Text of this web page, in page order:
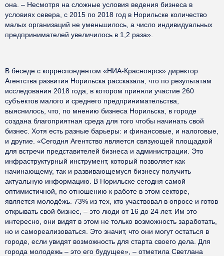
она. – Несмотря на сложные условия ведения бизнеса в
условиях севера, с 2015 по 2018 год в Норильске количество
малых организаций не уменьшилось, а число индивидуальных
предпринимателей увеличилось в 1,2 раза».
В беседе с корреспондентом «НИА-Красноярск» директор
Агентства развития Норильска рассказала, что по результатам
исследования 2018 года, в котором приняли участие 260
субъектов малого и среднего предпринимательства,
выяснилось, что, по мнению бизнеса Норильска, в городе
создана благоприятная среда для того чтобы начинать свой
бизнес. Хотя есть разные барьеры: и финансовые, и налоговые,
и другие. «Сегодня Агентство является связующей площадкой
для встречи представителей бизнеса и администрации. Это
инфраструктурный инструмент, который позволяет как
начинающему, так и развивающемуся бизнесу получить
актуальную информацию. В Норильске сегодня самой
оптимистичной, по отношению к работе в этом секторе,
является молодёжь. 73% из тех, кто участвовал в опросе и готов
открывать свой бизнес, – это люди от 16 до 24 лет. Им это
интересно, они видят в этом не только возможность заработать,
но и самореализоваться. Это значит, что они могут остаться в
городе, если увидят возможность для старта своего дела. Для
города молодежь – это его будущее», – отметила Светлана